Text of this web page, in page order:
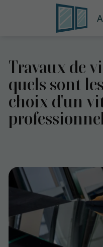
Travaux de
quels sont
choix d'un